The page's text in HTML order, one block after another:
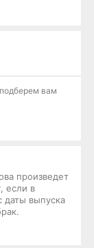
вам
произведет
если в
даты выпуска